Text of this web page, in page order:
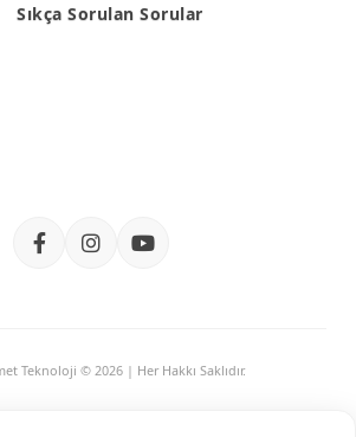
Sıkça Sorulan Sorular
Teknoloji © 2026 | Her Hakkı Saklıdır.